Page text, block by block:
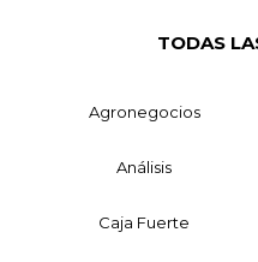
TODAS
Agronegocios
Análisis
Caja Fuerte